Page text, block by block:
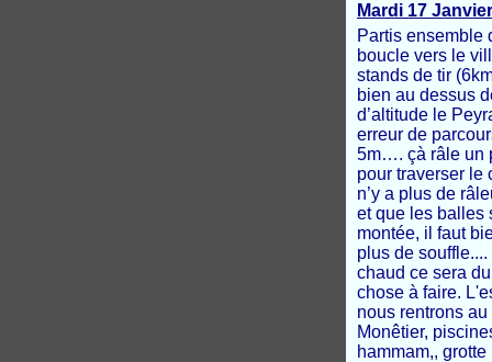
Mardi 17 Janvier
Partis ensemble
boucle vers le
stands de tir
bien au dessus
d’altitude le
erreur de
5m…. çà râle un
pour traverser le
n’y a plus de
et que les balles
montée, il faut
plus de
chaud ce sera
chose à faire.
nous rentrons
Monêtier,
hammam,,